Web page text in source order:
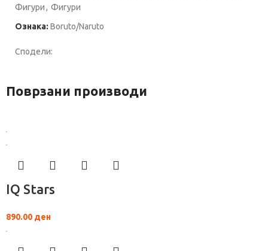
Фигури, Фигури
Ознака: Boruto/Naruto
Сподели:
Поврзани производи
IQ Stars
890.00 ден